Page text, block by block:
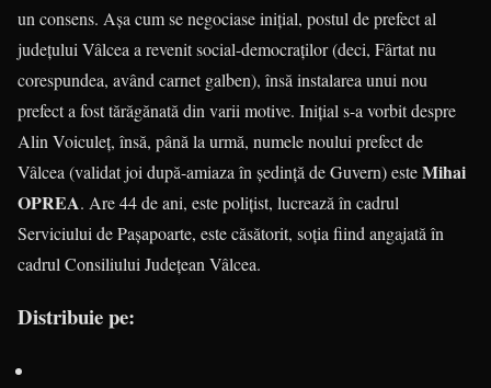
un consens. Așa cum se negociase inițial, postul de prefect al
județului Vâlcea a revenit social-democraților (deci, Fârtat nu
corespundea, având carnet galben), însă instalarea unui nou
prefect a fost tărăgănată din varii motive. Inițial s-a vorbit despre
Alin Voiculeț, însă, până la urmă, numele noului prefect de
Vâlcea (validat joi după-amiaza în ședință de Guvern) esteMihai
OPREA. Are 44 de ani, este polițist, lucrează în cadrul
Serviciului de Pașapoarte, este căsătorit, soția fiind angajată în
cadrul Consiliului Județean Vâlcea.
Distribuie pe: